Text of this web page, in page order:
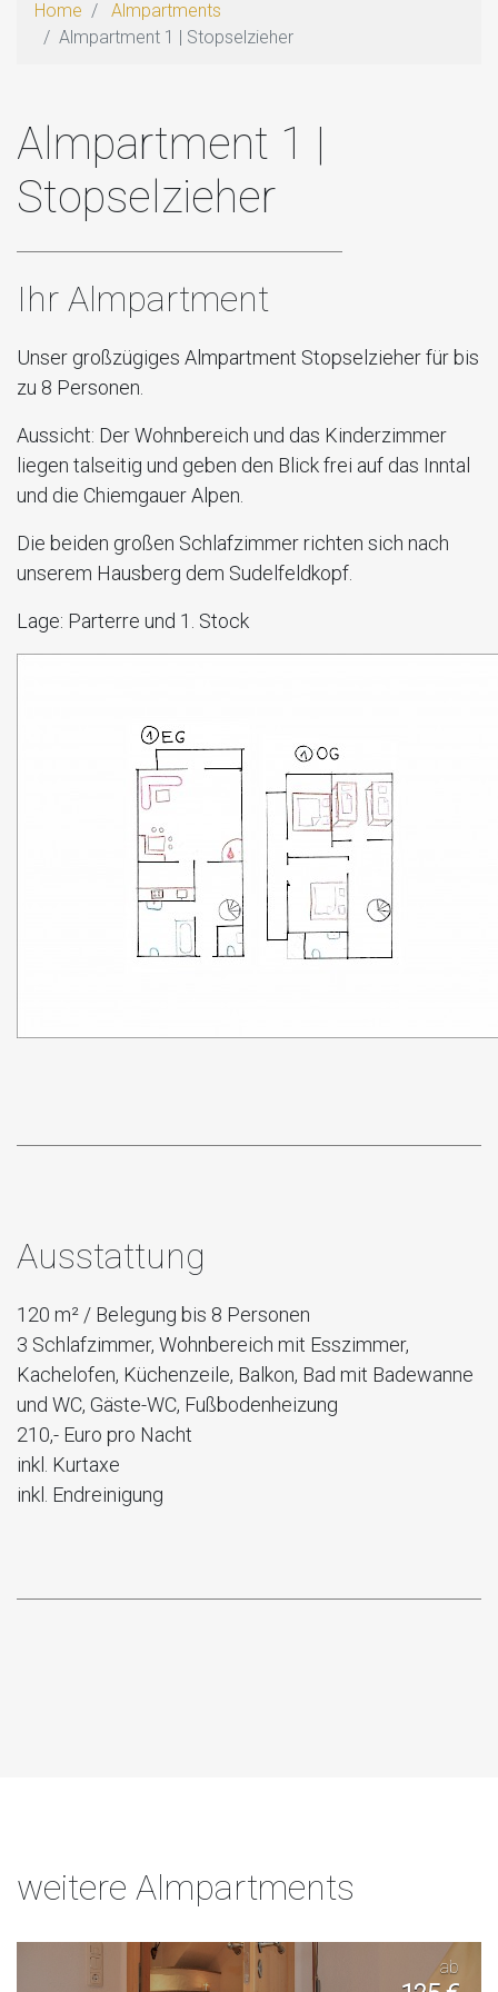
Home
Almpartments
Almpartment 1 | Stopselzieher
Almpartment 1 |
Stopselzieher
Ihr Almpartment
Unser großzügiges Almpartment Stopselzieher für bis
zu 8 Personen.
Aussicht: Der Wohnbereich und das Kinderzimmer
liegen talseitig und geben den Blick frei auf das Inntal
und die Chiemgauer Alpen.
Die beiden großen Schlafzimmer richten sich nach
unserem Hausberg dem Sudelfeldkopf.
Lage: Parterre und 1. Stock
Ausstattung
120 m² / Belegung bis 8 Personen
3 Schlafzimmer, Wohnbereich mit Esszimmer,
Kachelofen, Küchenzeile, Balkon, Bad mit Badewanne
und WC, Gäste-WC, Fußbodenheizung
210,- Euro pro Nacht
inkl. Kurtaxe
inkl. Endreinigung
weitere Almpartments
ab